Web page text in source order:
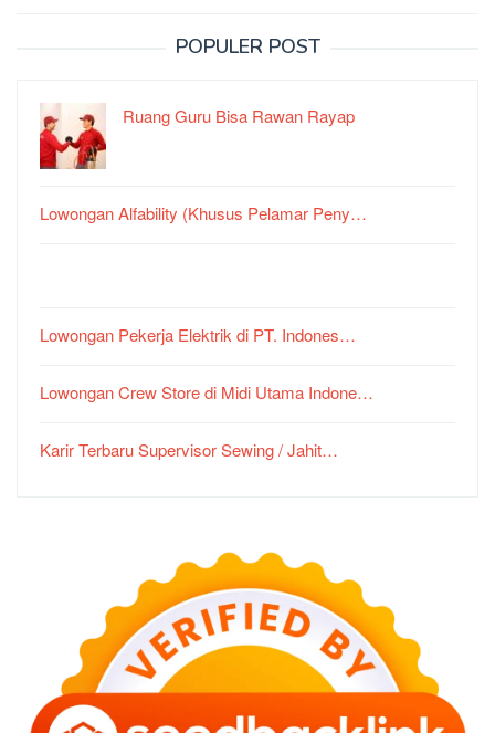
POPULER POST
Ruang Guru Bisa Rawan Rayap
Lowongan Alfability (Khusus Pelamar Peny…
Lowongan Pekerja Elektrik di PT. Indones…
Lowongan Crew Store di Midi Utama Indone…
Karir Terbaru Supervisor Sewing / Jahit…